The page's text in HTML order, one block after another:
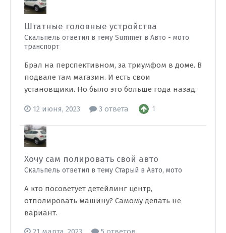
Штатные головные устройства
Скальпель ответил в тему Summer в Авто - мото
транспорт
Брал на перспективном, за триумфом в доме. В
подвале там магазин. И есть свои
установщики. Но было это больше года назад.
12 июня, 2023 3 ответа 1
Хочу сам полировать свой авто
Скальпель ответил в тему Старый в Авто, мото
А кто посоветует детейлинг центр,
отполировать машину? Самому делать не
вариант.